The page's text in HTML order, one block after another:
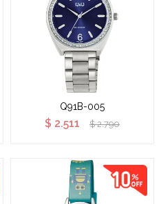
Q91B-005
$ 2.511 $ 2.790